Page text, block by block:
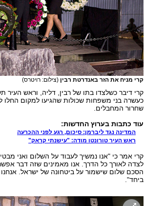
קרי מניח את הזר באנדרטת רבין (צילום: רויטרס)
קרי דיבר כשלצדו בתו של רבין, דליה, וראש העיר
כעשרה בני משפחות שכולות שהגיעו למקום החלו
שחרור המחבלים.
עוד כתבות בערוץ החדשות:
המדינה נגד ליברמן: סיכום, רגע לפני ההכרעה
ראש העיר טורונטו מודה: "עישנתי קראק"
קרי אמר כי "אנו נמשיך לעבוד על השלום ואני
לצדה לאורך כל הדרך. אנו מאמינים שזה דבר
הסכם שלום שישמור על ביטחונה של ישראל. אנחנו
ביחד".